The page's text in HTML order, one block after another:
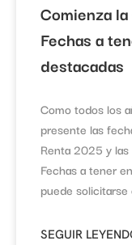
Comienza
Fechas a
destacadas
Como todos los
presente las
Renta 2025 y
Fechas a tener
puede
SEGUIR